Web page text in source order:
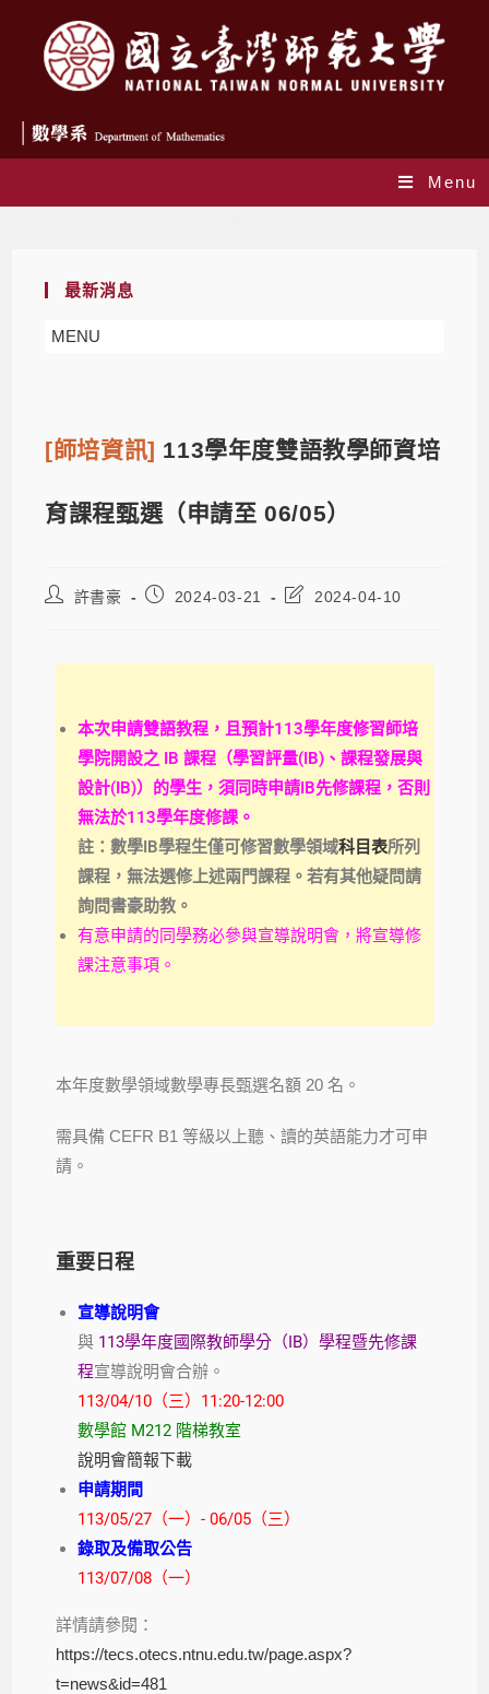
Menu
最新消息
MENU
[師培資訊] 113學年度雙語教學師資培
育課程甄選（申請至 06/05）
許書豪 2024-03-21 2024-04-10
本次申請雙語教程，且預計113學年度修習師培
學院開設之 IB 課程（學習評量(IB)、課程發展與
設計(IB)）的學生，須同時申請IB先修課程，否則
無法於113學年度修課。
註：數學IB學程生僅可修習數學領域科目表所列
課程，無法選修上述兩門課程。若有其他疑問請
詢問書豪助教。
有意申請的同學務必參與宣導說明會，將宣導修
課注意事項。
本年度數學領域數學專長甄選名額 20 名。
需具備 CEFR B1 等級以上聽、讀的英語能力才可申
請。
重要日程
宣導說明會
與 113學年度國際教師學分（IB）學程暨先修課
程宣導說明會合辦。
113/04/10（三）11:20-12:00
數學館 M212 階梯教室
說明會簡報下載
申請期間
113/05/27（一）- 06/05（三）
錄取及備取公告
113/07/08（一）
詳情請參閱：
https://tecs.otecs.ntnu.edu.tw/page.aspx?
t=news&id=481